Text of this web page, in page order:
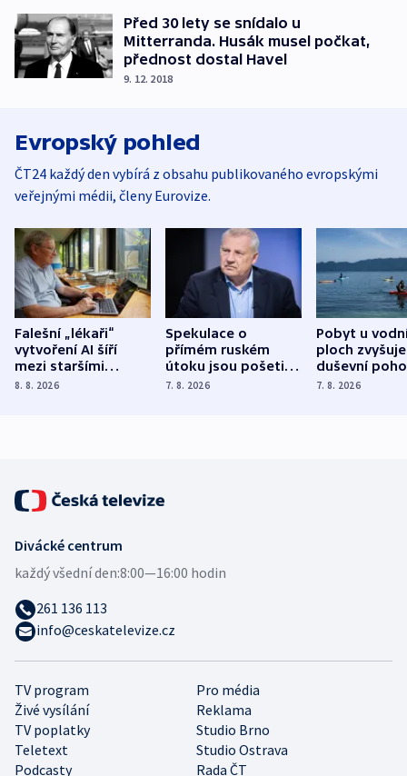
Před 30 lety se snídalo u
Mitterranda. Husák musel počkat,
přednost dostal Havel
9. 12. 2018
Evropský pohled
ČT24 každý den vybírá z obsahu publikovaného evropskými
veřejnými médii, členy Eurovize.
Falešní „lékaři“
vytvoření AI šíří
mezi staršími
Poláky nebezpečné
8. 8. 2026
Spekulace o
přímém ruském
útoku jsou pošetilé,
míní estonský
7. 8. 2026
Pobyt u
ploch zvyšuje
duševní
ukázala
7. 8. 2026
TV program
Pro média
Živé vysílání
Reklama
TV poplatky
Studio Brno
Teletext
Studio Ostrava
Podcasty
Rada ČT
Divácké centrum
každý všední den:8:00—16:00 hodin
261 136 113
info@ceskatelevize.cz